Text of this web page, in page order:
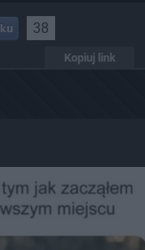
38
Kopiuj link